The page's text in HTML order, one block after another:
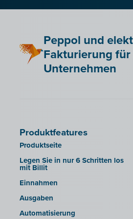
Peppol und
Fakturierung
Unternehmen
Produktfeatures
Produktseite
Legen Sie in nur 6 Schritten los
mit Billit
Einnahmen
Ausgaben
Automatisierung